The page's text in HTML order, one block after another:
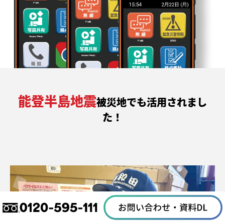
能登半島地震被災地でも活用されまし
た！